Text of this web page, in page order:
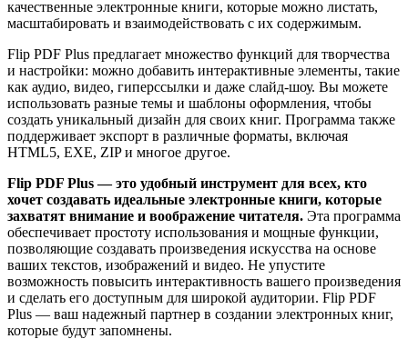
качественные электронные книги, которые можно листать,
масштабировать и взаимодействовать с их содержимым.
Flip PDF Plus предлагает множество функций для творчества
и настройки: можно добавить интерактивные элементы, такие
как аудио, видео, гиперссылки и даже слайд-шоу. Вы можете
использовать разные темы и шаблоны оформления, чтобы
создать уникальный дизайн для своих книг. Программа также
поддерживает экспорт в различные форматы, включая
HTML5, EXE, ZIP и многое другое.
Flip PDF Plus — это удобный инструмент для всех, кто
хочет создавать идеальные электронные книги, которые
захватят внимание и воображение читателя. Эта программа
обеспечивает простоту использования и мощные функции,
позволяющие создавать произведения искусства на основе
ваших текстов, изображений и видео. Не упустите
возможность повысить интерактивность вашего произведения
и сделать его доступным для широкой аудитории. Flip PDF
Plus — ваш надежный партнер в создании электронных книг,
которые будут запомнены.